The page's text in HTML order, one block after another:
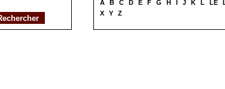
A
B C D E F G H I J K L LE
X
Y Z